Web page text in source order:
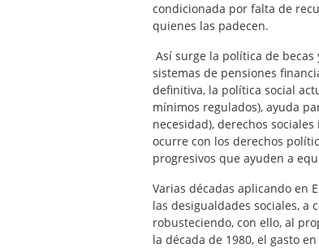
condicionada por falta de
quienes las padecen.
Así surge la política de
sistemas de pensiones
definitiva, la política social
mínimos regulados), ayuda
necesidad), derechos
ocurre con los derechos
progresivos que ayuden a
Varias décadas aplicando en
las desigualdades sociales,
robusteciendo, con ello, al
la década de 1980, el gasto